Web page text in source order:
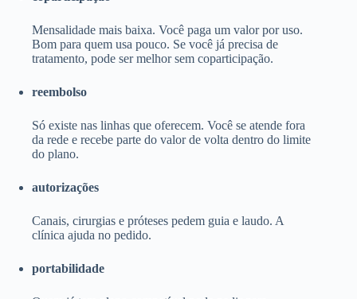
Mensalidade mais baixa. Você paga um valor por uso.
Bom para quem usa pouco. Se você já precisa de
tratamento, pode ser melhor sem coparticipação.
reembolso
Só existe nas linhas que oferecem. Você se atende fora
da rede e recebe parte do valor de volta dentro do limite
do plano.
autorizações
Canais, cirurgias e próteses pedem guia e laudo. A
clínica ajuda no pedido.
portabilidade